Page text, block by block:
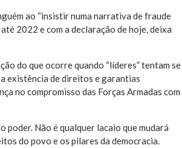
ao “insistir numa narrativa de fraude
2022 e com a declaração de hoje, deixa
do que ocorre quando “líderes” tentam se
existência de direitos e garantias
no compromisso das Forças Armadas com
Não é qualquer lacaio que mudará
do povo e os pilares da democracia.